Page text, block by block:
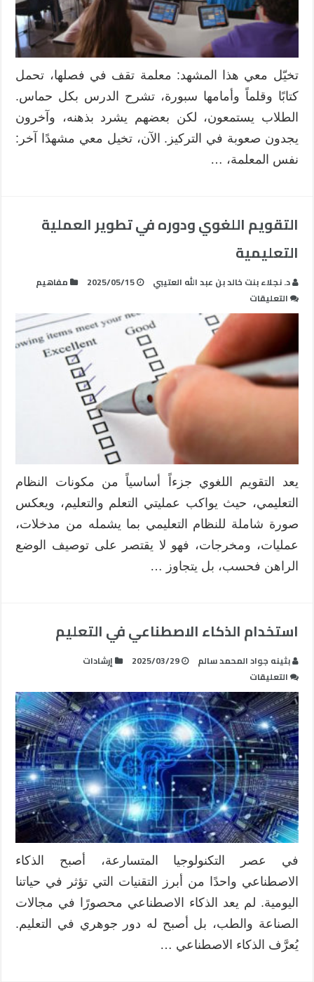
التعليم
التقليدي
إلى
الرقمي
مغلقة
تخيّل معي هذا المشهد: معلمة تقف في فصلها، تحمل
كتابًا وقلماً وأمامها سبورة، تشرح الدرس بكل حماس.
الطلاب يستمعون، لكن بعضهم يشرد بذهنه، وآخرون
يجدون صعوبة في التركيز. الآن، تخيل معي مشهدًا آخر:
نفس المعلمة، …
التقويم اللغوي ودوره في تطوير العملية
التعليمية
د. نجلاء بنت خالد بن عبد الله العتيبي 2025/05/15
مفاهيم
التعليقات
التقويم
اللغوي
ودوره
في
تطوير
مغلقة
يعد التقويم اللغوي جزءاً أساسياً من مكونات النظام
التعليمي، حيث يواكب عمليتي التعلم والتعليم، ويعكس
صورة شاملة للنظام التعليمي بما يشمله من مدخلات،
عمليات، ومخرجات، فهو لا يقتصر على توصيف الوضع
الراهن فحسب، بل يتجاوز …
استخدام الذكاء الاصطناعي في التعليم
بثينه جواد المحمد سالم 2025/03/29
إرشادات
التعليقات
استخدام
الذكاء
الاصطناعي
في
التعليم
مغلقة
في عصر التكنولوجيا المتسارعة، أصبح الذكاء
الاصطناعي واحدًا من أبرز التقنيات التي تؤثر في حياتنا
اليومية. لم يعد الذكاء الاصطناعي محصورًا في مجالات
الصناعة والطب، بل أصبح له دور جوهري في التعليم.
يُعرَّف الذكاء الاصطناعي …